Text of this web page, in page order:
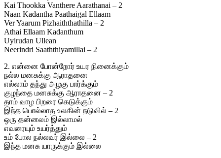
Kai Thookka Vanthere Aarathanai – 2
Naan Kadantha Paathaigal Ellaam
Ver Yaarum Pizhaiththathilla – 2
Athai Ellaam Kadanthum
Uyirudan Ullean
Neerindri Saaththiyamillai – 2
2. என்னை போன்றோர் உயர நினைக்கும்
நல்ல மனசுக்கு ஆராதனை
எல்லாம் தந்து அழகு பார்க்கும்
குழந்தை மனசுக்கு ஆராதனை – 2
தாம் வாழ பிறரை கெடுக்கும்
இந்த பொல்லாத உலகின் நடுவில் – 2
ஒரு தன்னலம் இல்லாமல்
எவரையும் உயர்த்தும்
உம் போல நல்லவர் இல்லை – 2
இந்த மனசு யாருக்கும் இல்லை